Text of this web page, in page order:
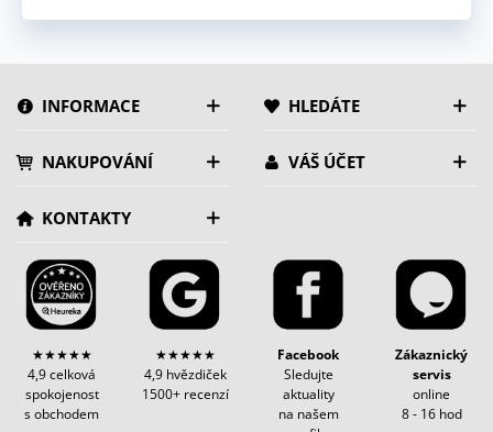
INFORMACE HLEDÁTE
NAKUPOVÁNÍ VÁŠ ÚČET
KONTAKTY
★★★★★
4,9 celková
spokojenost
s obchodem
★★★★★
4,9 hvězdiček
1500+ recenzí
Facebook
Sledujte
aktuality
na našem
Zákaznický
servis
online
8 - 16 hod